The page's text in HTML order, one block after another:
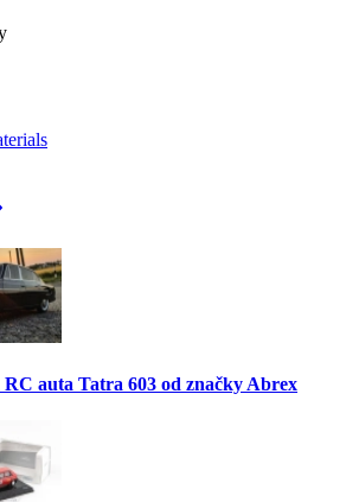
RC auta Tatra 603 od značky Abrex